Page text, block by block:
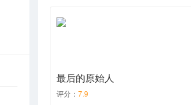
最后的原始人
评分： 7.9